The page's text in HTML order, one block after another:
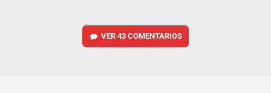
VER 43 COMENTARIOS